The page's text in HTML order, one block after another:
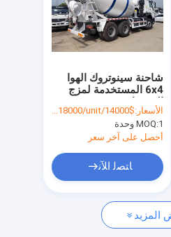
شاحنة سينوتروك الهوا
6x4 المستخدمة لمزج
الأسعار:$14000/unit-$18000/unit
MOQ:1 وحدة
أحصل على آخر سعر
ﺎﺘﺼﻟ ﺍﻶﻧ
المزيد